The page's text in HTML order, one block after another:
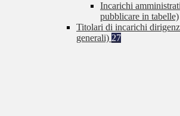
Incarichi
pubblicare in tabelle)
Titolari di incarichi
generali) 27